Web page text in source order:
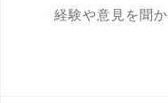
経験や意見を聞